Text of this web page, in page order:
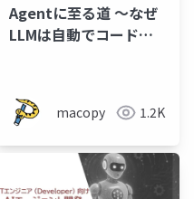
Agentに至る道 〜なぜ
LLMは自動でコードを
macopy 1.2K